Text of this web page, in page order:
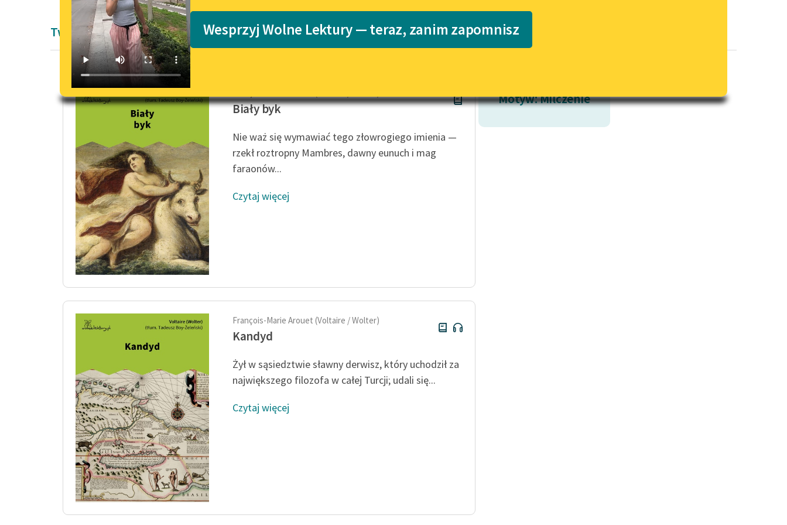
Lektury szkolne i klasyka
literatury do słuchania dla
E-kolekcja lektur szkolnych i
literatury do słuchania dla
niepełnosprawnościami
Feministyczne inspiracje.
Popularyzacja skandynawskiej
Katalog
Katalog w formacie PDF
wrażliwych
Deklaracja dostępności
Wesprzyj Wolne Lektury — teraz, zanim zapomnisz
Twórczość Woltera
Biały byk
Nie waż się wymawiać tego złowrogiego imienia —
rzekł roztropny Mambres, dawny eunuch i mag
faraonów...
Czytaj więcej
François-Marie Arouet (Voltaire / Wolter)
Kandyd
Żył w sąsiedztwie sławny derwisz, który uchodził za
największego filozofa w całej Turcji; udali się...
Czytaj więcej
Motyw: Milczenie